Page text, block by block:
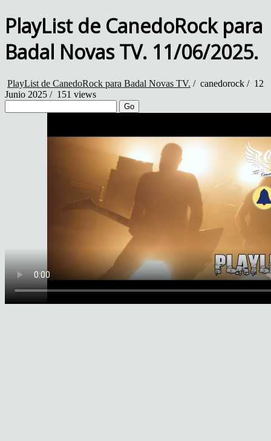
PlayList de CanedoRock para
Badal Novas TV. 11/06/2025.
PlayList de CanedoRock para Badal Novas TV. / canedorock / 12
Junio 2025 / 151 views
Go